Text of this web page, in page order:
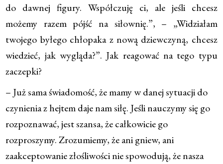
do dawnej figury. Współczuję ci, ale jeśli chcesz
możemy razem pójść na siłownię.”, – „Widziałam
twojego byłego chłopaka z nową dziewczyną, chcesz
wiedzieć, jak wygląda?”. Jak reagować na tego typu
zaczepki?
– Już sama świadomość, że mamy w danej sytuacji do
czynienia z hejtem daje nam siłę. Jeśli nauczymy się go
rozpoznawać, jest szansa, że całkowicie go
rozproszymy. Zrozumiemy, że ani gniew, ani
zaakceptowanie złośliwości nie spowodują, że nasza